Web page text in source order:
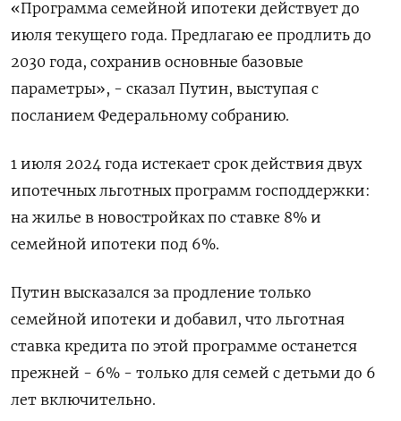
«Программа семейной ипотеки действует до
июля текущего года​​​. Предлагаю ее продлить до
2030 года, сохранив основные базовые
параметры», - сказал Путин, выступая с
посланием Федеральному собранию.
1 июля 2024 года истекает срок действия двух
ипотечных льготных программ господдержки:
на жилье в новостройках по ставке 8% и
семейной ипотеки под 6%.
Путин высказался за продление только
семейной ипотеки и добавил, что льготная
ставка кредита по этой программе останется
прежней - 6% - только для семей с детьми до 6
лет включительно.